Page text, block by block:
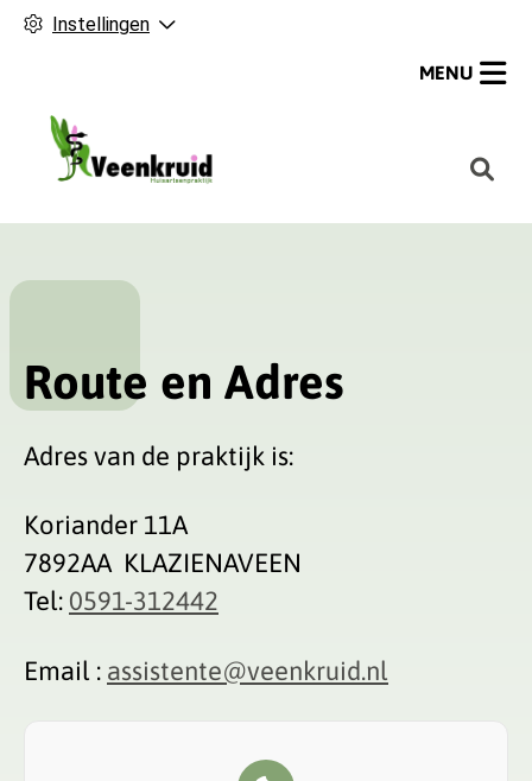
Instellingen
H
MENU
Route en Adres
Adres van de praktijk is:
Koriander 11A
7892AA KLAZIENAVEEN
Tel: 0591-312442
Email : assistente@veenkruid.nl